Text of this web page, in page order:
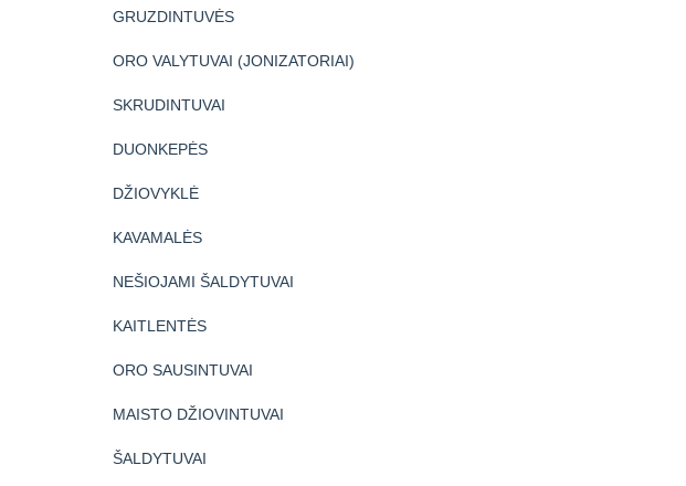
GRUZDINTUVĖS
ORO VALYTUVAI (JONIZATORIAI)
SKRUDINTUVAI
DUONKEPĖS
DŽIOVYKLĖ
KAVAMALĖS
NEŠIOJAMI ŠALDYTUVAI
KAITLENTĖS
ORO SAUSINTUVAI
MAISTO DŽIOVINTUVAI
ŠALDYTUVAI